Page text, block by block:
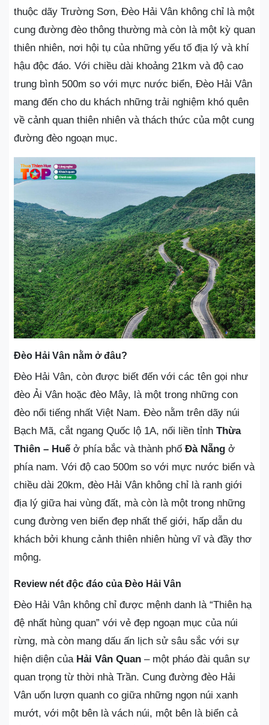
thuộc dãy Trường Sơn, Đèo Hải Vân không chỉ là một
cung đường đèo thông thường mà còn là một kỳ quan
thiên nhiên, nơi hội tụ của những yếu tố địa lý và khí
hậu độc đáo. Với chiều dài khoảng 21km và độ cao
trung bình 500m so với mực nước biển, Đèo Hải Vân
mang đến cho du khách những trải nghiệm khó quên
về cảnh quan thiên nhiên và thách thức của một cung
đường đèo ngoạn mục.
Đèo Hải Vân nằm ở đâu?
Đèo Hải Vân, còn được biết đến với các tên gọi như
đèo Ải Vân hoặc đèo Mây, là một trong những con
đèo nổi tiếng nhất Việt Nam. Đèo nằm trên dãy núi
Bạch Mã, cắt ngang Quốc lộ 1A, nối liền tỉnh Thừa
Thiên – Huếở phía bắc và thành phố Đà Nẵng ở
phía nam. Với độ cao 500m so với mực nước biển và
chiều dài 20km, đèo Hải Vân không chỉ là ranh giới
địa lý giữa hai vùng đất, mà còn là một trong những
cung đường ven biển đẹp nhất thế giới, hấp dẫn du
khách bởi khung cảnh thiên nhiên hùng vĩ và đầy thơ
mộng.
Review nét độc đáo của Đèo Hải Vân
Đèo Hải Vân không chỉ được mệnh danh là “Thiên hạ
đệ nhất hùng quan” với vẻ đẹp ngoạn mục của núi
rừng, mà còn mang dấu ấn lịch sử sâu sắc với sự
hiện diện của Hải Vân Quan – một pháo đài quân sự
quan trọng từ thời nhà Trần. Cung đường đèo Hải
Vân uốn lượn quanh co giữa những ngọn núi xanh
mướt, với một bên là vách núi, một bên là biển cả